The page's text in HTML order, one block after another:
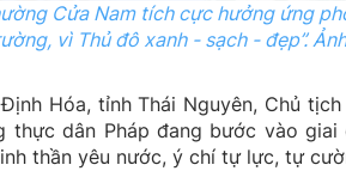
Cửa Nam tích cực hưởng ứng
vì Thủ đô xanh - sạch - đẹp”.
Hóa, tỉnh Thái Nguyên, Chủ
thực dân Pháp đang bước vào
thần yêu nước, ý chí tự lực, tự